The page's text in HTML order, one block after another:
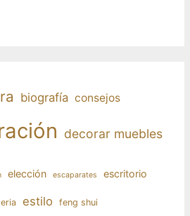
biografía consejos
decorar muebles
elección escaparates escritorio
estilo feng shui